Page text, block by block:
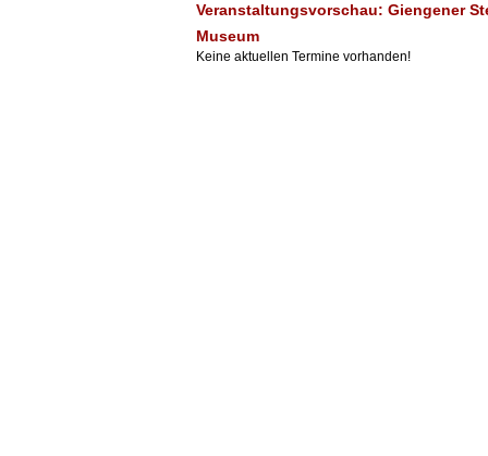
Veranstaltungsvorschau: Giengener
Museum
Keine aktuellen Termine vorhanden!